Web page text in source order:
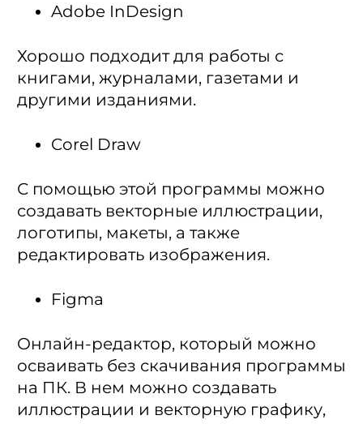
Adobe InDesign
Хорошо подходит для работы с
книгами, журналами, газетами и
другими изданиями.
Corel Draw
С помощью этой программы можно
создавать векторные иллюстрации,
логотипы, макеты, а также
редактировать изображения.
Figma
Онлайн-редактор, который можно
осваивать без скачивания программы
на ПК. В нем можно создавать
иллюстрации и векторную графику,